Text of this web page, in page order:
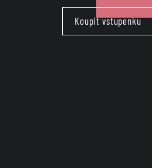
Koupit vstupenku